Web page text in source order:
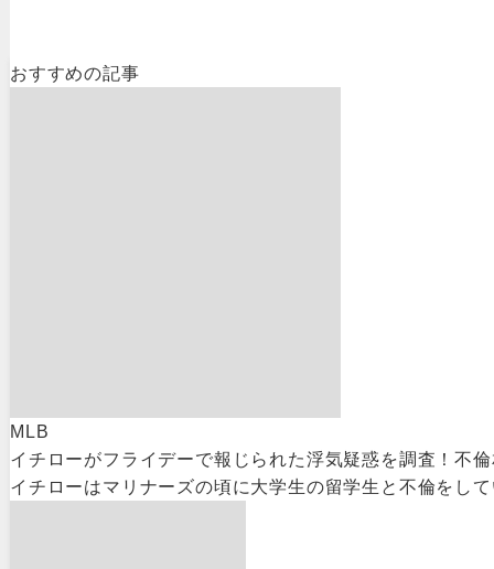
おすすめの記事
MLB
イチローがフライデーで報じられた浮気疑惑を調査！不
イチローはマリナーズの頃に大学生の留学生と不倫をし